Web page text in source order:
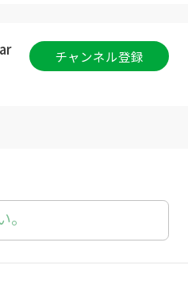
中です。
天等でお買い求め頂
チャンネル登録